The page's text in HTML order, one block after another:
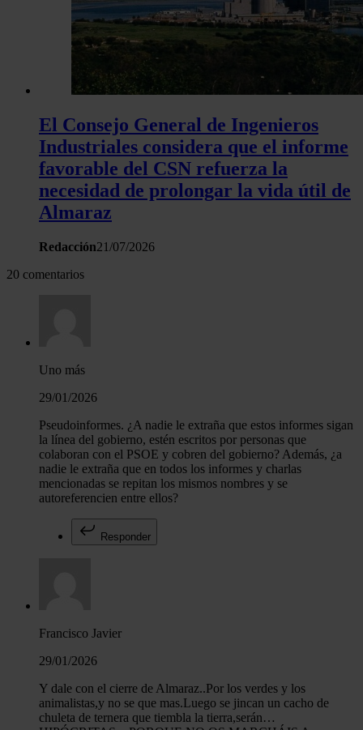
El Consejo General de Ingenieros
Industriales considera que el informe
favorable del CSN refuerza la
necesidad de prolongar la vida útil de
Almaraz
Redacción21/07/2026
20 comentarios
Uno más
29/01/2026
Pseudoinformes. ¿A nadie le extraña que estos informes sigan
la línea del gobierno, estén escritos por personas que
colaboran con el PSOE y cobren del gobierno? Además, ¿a
nadie le extraña que en todos los informes y charlas
mencionadas se repitan los mismos nombres y se
autoreferencien entre ellos?
Responder
Francisco Javier
29/01/2026
Y dale con el cierre de Almaraz..Por los verdes y los
animalistas,y no se que mas.Luego se jincan un cacho de
chuleta de ternera que tiembla la tierra,serán…